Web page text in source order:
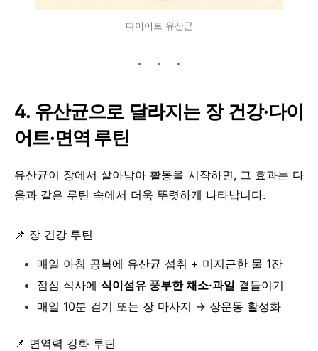
다이어트 유산균
4. 유산균으로 달라지는 장 건강·다이
어트·면역 루틴
유산균이 장에서 살아남아 활동을 시작하면, 그 효과는 다
음과 같은 루틴 속에서 더욱 뚜렷하게 나타납니다.
📌 장 건강 루틴
매일 아침 공복에 유산균 섭취 + 미지근한 물 1잔
점심 식사에 식이섬유 풍부한 채소·과일 곁들이기
매일 10분 걷기 또는 장 마사지 → 장운동 활성화
📌 면역력 강화 루틴